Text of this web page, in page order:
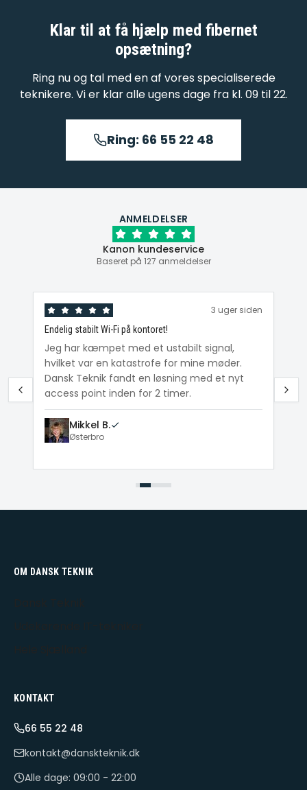
Klar til at få hjælp med fibernet
opsætning?
Ring nu og tal med en af vores specialiserede
teknikere. Vi er klar alle ugens dage fra kl. 09 til 22.
Ring: 66 55 22 48
ANMELDELSER
Kanon kundeservice
Baseret på 127 anmeldelser
3 uger siden
Endelig stabilt Wi-Fi på kontoret!
Jeg har kæmpet med et ustabilt signal,
hvilket var en katastrofe for mine møder.
Dansk Teknik fandt en løsning med et nyt
access point inden for 2 timer.
Mikkel B.
Østerbro
OM DANSK TEKNIK
KONTAKT
66 55 22 48
kontakt@danskteknik.dk
Alle dage: 09:00 - 22:00